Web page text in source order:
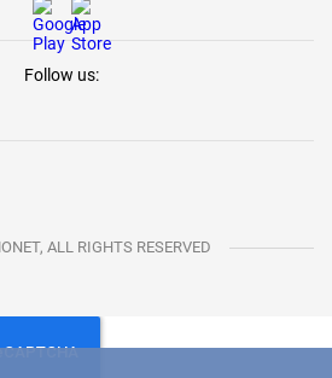
Follow us:
ALL RIGHTS RESERVED